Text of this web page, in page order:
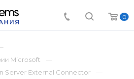
0
Microsoft
Server External Connector